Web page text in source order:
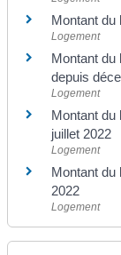
Montant du
Logement
Montant du
depuis
Logement
Montant du
juillet 2022
Logement
Montant du
2022
Logement